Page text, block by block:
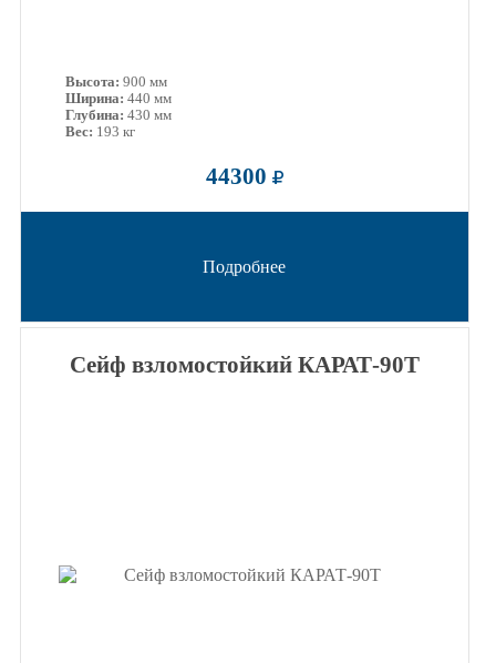
Высота: 900 мм
Ширина: 440 мм
Глубина: 430 мм
Вес: 193 кг
44300
Подробнее
Сейф взломостойкий КАРАТ-90Т